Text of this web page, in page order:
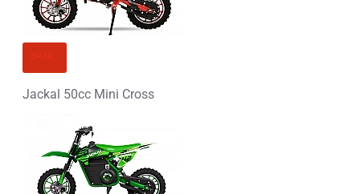
Jackal 50cc Mini Cross